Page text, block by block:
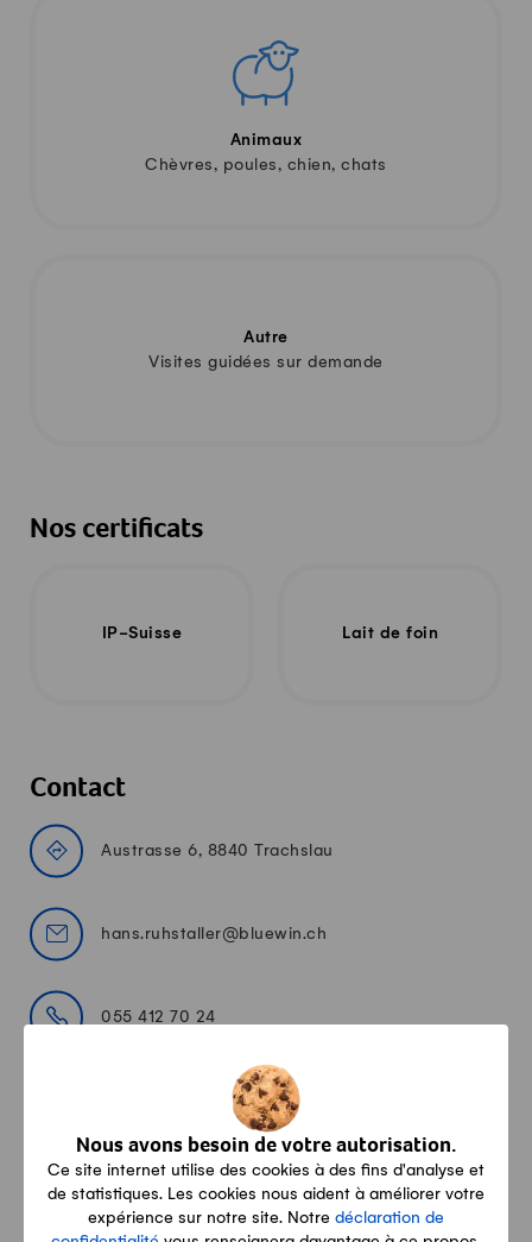
Nous avons besoin de votre autorisation.
Ce site internet utilise des cookies à des fins d'analyse et
de statistiques. Les cookies nous aident à améliorer votre
expérience sur notre site. Notre déclaration de
Animaux
Chèvres, poules, chien, chats
Autre
Visites guidées sur demande
Nos certificats
IP-Suisse Lait de foin
Contact
Austrasse 6, 8840 Trachslau
hans.ruhstaller@bluewin.ch
055 412 70 24
www.duli-alp.ch/
Ce que disent nos clientes & clients